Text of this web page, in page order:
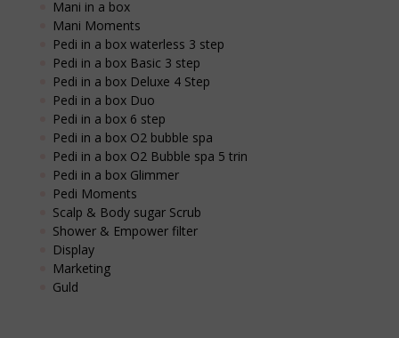
Mani in a box
Mani Moments
Pedi in a box waterless 3 step
Pedi in a box Basic 3 step
Pedi in a box Deluxe 4 Step
Pedi in a box Duo
Pedi in a box 6 step
Pedi in a box O2 bubble spa
Pedi in a box O2 Bubble spa 5 trin
Pedi in a box Glimmer
Pedi Moments
Scalp & Body sugar Scrub
Shower & Empower filter
Display
Marketing
Guld